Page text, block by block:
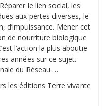
le lien social, les
aux pertes diverses, le
d’impuissance. Mener cet
de nourriture biologique
l’action la plus aboutie
années sur ce sujet.
du Réseau …
les éditions Terre vivante